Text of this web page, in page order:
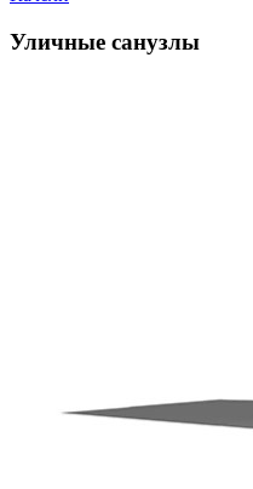
Уличные санузлы